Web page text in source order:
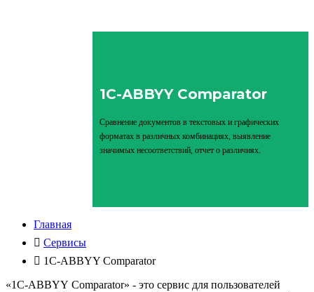
1C-ABBYY Comparator
Сравнение документов в текстовых и графических
форматах в различных комбинациях, выявление
значимых несоответствий, отчет о различиях.
Главная
Сервисы
1C-ABBYY Comparator
«1C-ABBYY Comparator» - это сервис для пользователей